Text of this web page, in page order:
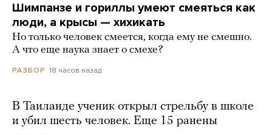
Шимпанзе и гориллы умеют смеяться как
люди, а крысы — хихикать
Но только человек смеется, когда ему не смешно.
А что еще наука знает о смехе?
РАЗБОР 18 часов назад
В Таиланде ученик открыл стрельбу в школе
и убил шесть человек. Еще 15 ранены